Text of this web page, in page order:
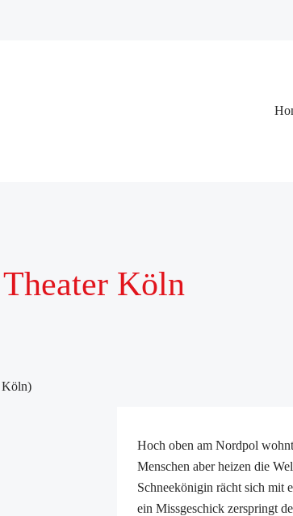
Köln
Köln)
Hoch oben am Nordpol
Menschen aber heizen die
Schneekönigin rächt sich mit
ein Missgeschick zerspringt